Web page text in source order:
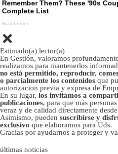
Estimado(a) lector(a)
En Gestión, valoramos
realizamos para mantenerlos
no está permitido, reproducir,
o parcialmente los contenidos que
autorizacion previa y expresa de
En su lugar, los invitamos a
publicaciones, para que más
veraz y de calidad directamente
Asimismo, pueden suscribirse y
exclusivo que elaboramos para Uds.
Gracias por ayudarnos a proteger y
últimas noticias